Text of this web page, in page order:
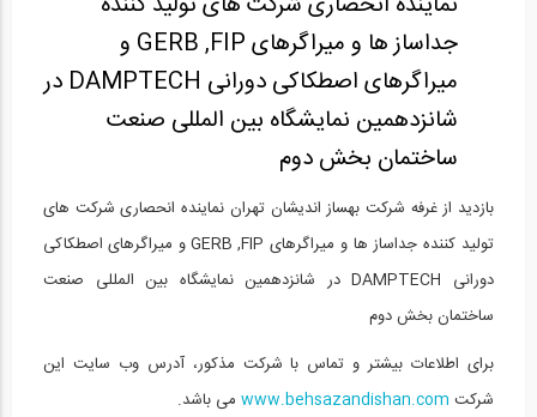
انیمیشن نصب میراگر اصطکاکی دورانی شرکت...
1:29:44
ویدیو شبیه سازی دو ساختمان مشابه تحت...
1:29:44
آزمایش میراگر اصطکاکی دورانی شرکت...
آزمایش میراگر اصطکاکی دورانی شرکت...
جداساز ها و میراگرهای GERB ,FIP و
میراگرهای اصطکاکی دورانی DAMPTECH در
شانزدهمین نمایشگاه بین المللی صنعت
ساختمان بخش دوم
بازدید از غرفه شرکت بهساز اندیشان تهران نماینده انحصاری شرکت های
تولید کننده جداساز ها و میراگرهای GERB ,FIP و میراگرهای اصطکاکی
دورانی DAMPTECH در شانزدهمین نمایشگاه بین المللی صنعت
ساختمان بخش دوم
برای اطلاعات بیشتر و تماس با شرکت مذکور، آدرس وب سایت این
شرکت www.behsazandishan.com می باشد.